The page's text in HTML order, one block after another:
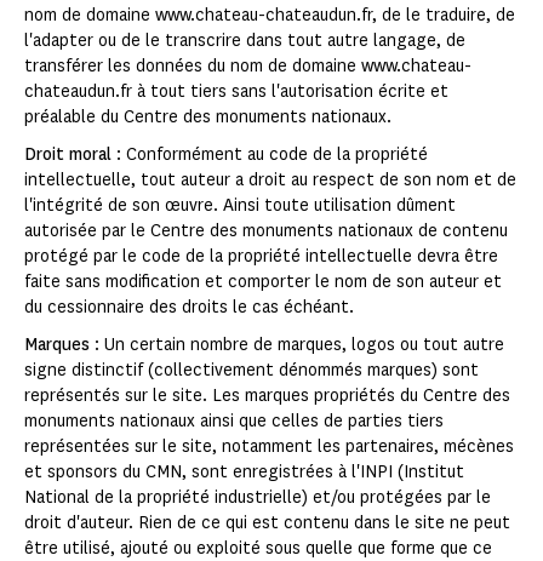
nom de domaine www.chateau-chateaudun.fr, de le traduire, de
l'adapter ou de le transcrire dans tout autre langage, de
transférer les données du nom de domaine www.chateau-
chateaudun.fr à tout tiers sans l'autorisation écrite et
préalable du Centre des monuments nationaux.
Droit moral : Conformément au code de la propriété
intellectuelle, tout auteur a droit au respect de son nom et de
l'intégrité de son œuvre. Ainsi toute utilisation dûment
autorisée par le Centre des monuments nationaux de contenu
protégé par le code de la propriété intellectuelle devra être
faite sans modification et comporter le nom de son auteur et
du cessionnaire des droits le cas échéant.
Marques : Un certain nombre de marques, logos ou tout autre
signe distinctif (collectivement dénommés marques) sont
représentés sur le site. Les marques propriétés du Centre des
monuments nationaux ainsi que celles de parties tiers
représentées sur le site, notamment les partenaires, mécènes
et sponsors du CMN, sont enregistrées à l'INPI (Institut
National de la propriété industrielle) et/ou protégées par le
droit d'auteur. Rien de ce qui est contenu dans le site ne peut
être utilisé, ajouté ou exploité sous quelle que forme que ce